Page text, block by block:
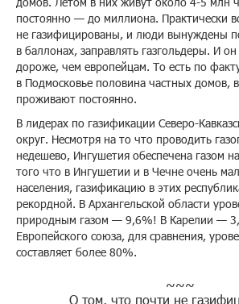
постоянно — до миллиона. Практически
не газифицированы, и люди вынуждены
в баллонах, заправлять газгольдеры. И
дороже, чем европейцам. То есть по
в Подмосковье половина частных домов,
проживают постоянно.
В лидерах по газификации Северо-
округ. Несмотря на то что проводить
недешево, Ингушетия обеспечена газом
того что в Ингушетии и в Чечне очень
населения, газификацию в этих
рекордной. В Архангельской области
природным газом — 9,6%! В Карелии —
Европейского союза, для сравнения,
составляет более 80%.
~~~
О том, что почти не